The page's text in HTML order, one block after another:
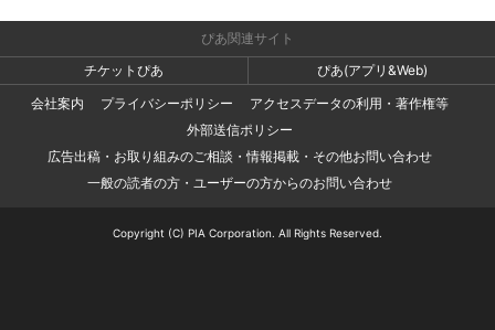
ぴあ関連サイト
チケットぴあ
ぴあ(アプリ&Web)
会社案内
プライバシーポリシー
アクセスデータの利用・著作権等
外部送信ポリシー
広告出稿・お取り組みのご相談・情報掲載・その他お問い合わせ
一般の読者の方・ユーザーの方からのお問い合わせ
Copyright (C) PIA Corporation. All Rights Reserved.